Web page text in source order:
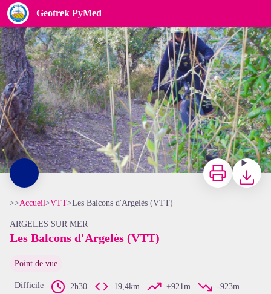
Geotrek PyMed
Les Balcons d'Argelès (VTT)
Prêt pour le départ - CCACVI
Imprimer
>>Accueil>VTT>Les Balcons d'Argelès (VTT)
ARGELES SUR MER
Les Balcons d'Argelès (VTT)
Point de vue
Difficile 2h30 19,4km +921m
-923m